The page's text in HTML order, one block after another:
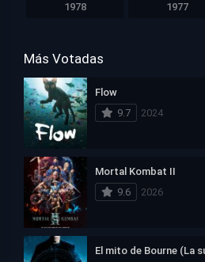
1978 1977
Más Votadas
Flow
9.7
2024
Mortal Kombat II
9.6
2026
El mito de Bourne (La